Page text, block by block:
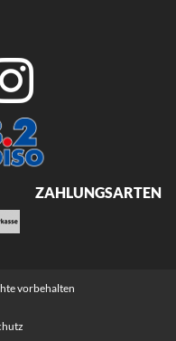
ZAHLUNGSARTEN
vorbehalten